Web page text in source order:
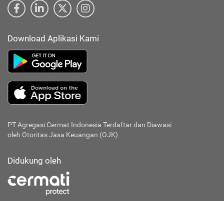
Download Aplikasi Kami
PT Agregasi Cermat Indonesia Terdaftar dan Diawasi
oleh Otoritas Jasa Keuangan (OJK)
Didukung oleh